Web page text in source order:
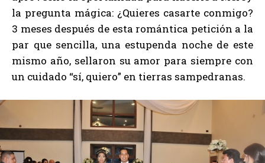
la pregunta mágica: ¿Quieres casarte conmigo?
3 meses después de esta romántica petición a la
par que sencilla, una estupenda noche de este
mismo año, sellaron su amor para siempre con
un cuidado “sí, quiero” en tierras sampedranas.